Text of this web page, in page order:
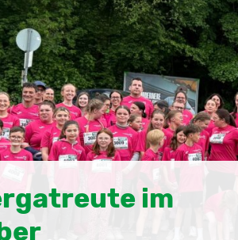
FÖRDERVEREIN
pflanzen mit
und